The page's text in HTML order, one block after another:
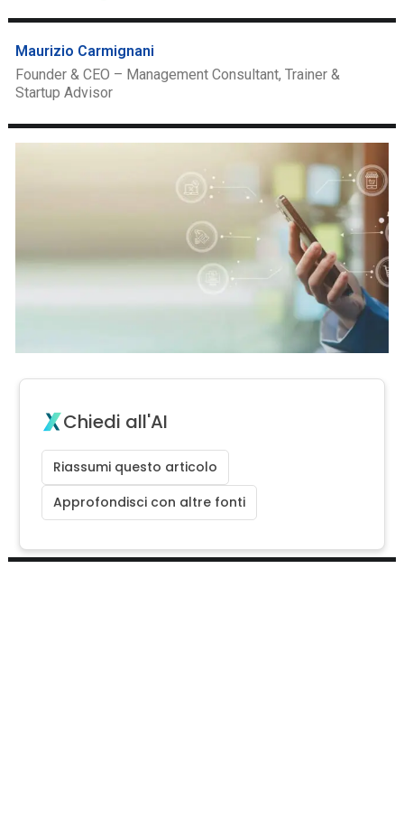
Maurizio Carmignani
Founder & CEO – Management Consultant, Trainer &
Startup Advisor
Chiedi all'AI
Riassumi questo articolo
Approfondisci con altre fonti